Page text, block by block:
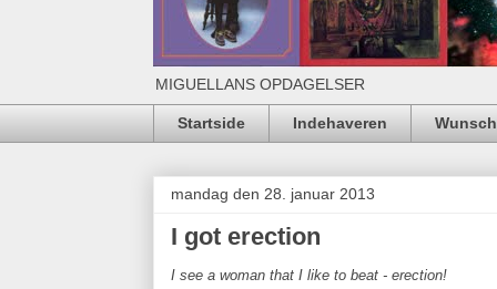
MIGUELLANS OPDAGELSER
Startside Indehaveren
mandag den 28. januar 2013
I got erection
I see a woman that I like to beat - erection!